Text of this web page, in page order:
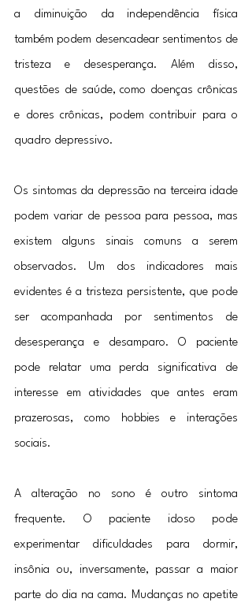
a diminuição da independência física
também podem desencadear sentimentos de
tristeza e desesperança. Além disso,
questões de saúde, como doenças crônicas
e dores crônicas, podem contribuir para o
quadro depressivo.
Os sintomas da depressão na terceira idade
podem variar de pessoa para pessoa, mas
existem alguns sinais comuns a serem
observados. Um dos indicadores mais
evidentes é a tristeza persistente, que pode
ser acompanhada por sentimentos de
desesperança e desamparo. O paciente
pode relatar uma perda significativa de
interesse em atividades que antes eram
prazerosas, como hobbies e interações
sociais.
A alteração no sono é outro sintoma
frequente. O paciente idoso pode
experimentar dificuldades para dormir,
insônia ou, inversamente, passar a maior
parte do dia na cama. Mudanças no apetite